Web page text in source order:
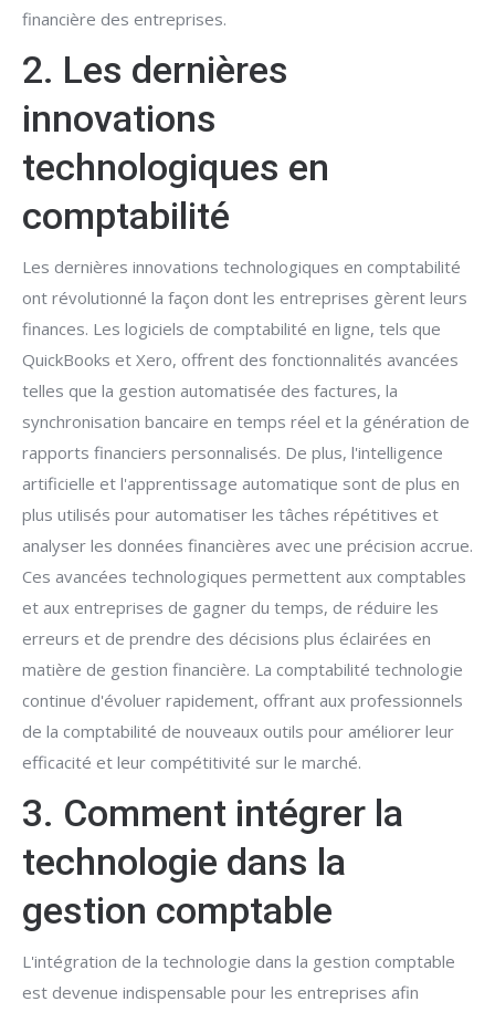
financière des entreprises.
2. Les dernières
innovations
technologiques en
comptabilité
Les dernières innovations technologiques en comptabilité
ont révolutionné la façon dont les entreprises gèrent leurs
finances. Les logiciels de comptabilité en ligne, tels que
QuickBooks et Xero, offrent des fonctionnalités avancées
telles que la gestion automatisée des factures, la
synchronisation bancaire en temps réel et la génération de
rapports financiers personnalisés. De plus, l'intelligence
artificielle et l'apprentissage automatique sont de plus en
plus utilisés pour automatiser les tâches répétitives et
analyser les données financières avec une précision accrue.
Ces avancées technologiques permettent aux comptables
et aux entreprises de gagner du temps, de réduire les
erreurs et de prendre des décisions plus éclairées en
matière de gestion financière. La comptabilité technologie
continue d'évoluer rapidement, offrant aux professionnels
de la comptabilité de nouveaux outils pour améliorer leur
efficacité et leur compétitivité sur le marché.
3. Comment intégrer la
technologie dans la
gestion comptable
L'intégration de la technologie dans la gestion comptable
est devenue indispensable pour les entreprises afin